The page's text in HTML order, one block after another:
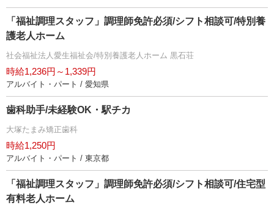
「福祉調理スタッフ」調理師免許必須/シフト相談可/特別養
護老人ホーム
社会福祉法人愛生福祉会/特別養護老人ホーム 黒石荘
時給1,236円～1,339円
アルバイト・パート / 愛知県
歯科助手/未経験OK・駅チカ
大塚たまみ矯正歯科
時給1,250円
アルバイト・パート / 東京都
「福祉調理スタッフ」調理師免許必須/シフト相談可/住宅型
有料老人ホーム